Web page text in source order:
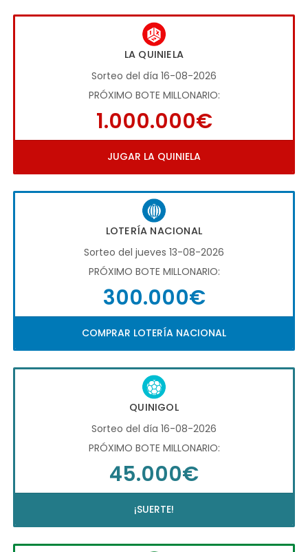
LA QUINIELA
Sorteo del día 16-08-2026
PRÓXIMO BOTE MILLONARIO:
1.000.000€
JUGAR LA QUINIELA
LOTERÍA NACIONAL
Sorteo del jueves 13-08-2026
PRÓXIMO BOTE MILLONARIO:
300.000€
COMPRAR LOTERÍA NACIONAL
QUINIGOL
Sorteo del día 16-08-2026
PRÓXIMO BOTE MILLONARIO:
45.000€
¡SUERTE!